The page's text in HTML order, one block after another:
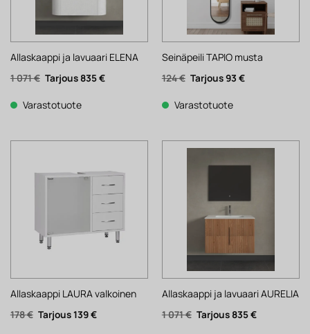
Allaskaappi ja lavuaari ELENA
1 071€ Alkuperäinen
hinta
1
071 €.
835€Nykyinen
Varastotuote
Seinäpeili TAPIO musta
124€ Alkuperäinen
hinta
124 €.
93 €Nykyinen
Varastotuote
Allaskaappi LAURA valkoinen
178€ Alkuperäinen
hinta
139€Nykyinen
Allaskaappi ja lavuaari AURELIA
1 071€ Alkuperäinen
hinta
835€Nykyinen